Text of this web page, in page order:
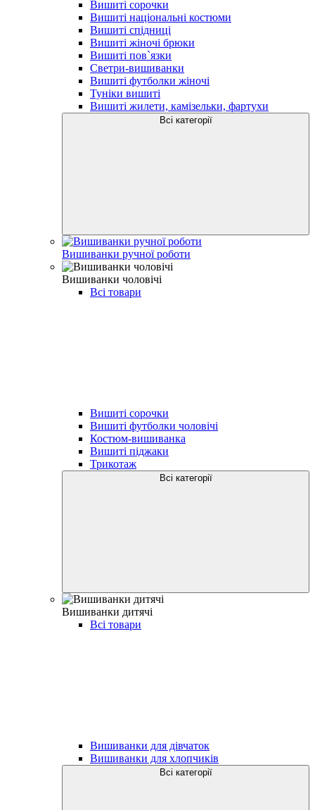
Вишиті сорочки
Вишиті національні костюми
Вишиті спідниці
Вишиті жіночі брюки
Вишиті пов`язки
Светри-вишиванки
Вишиті футболки жіночі
Туніки вишиті
Вишиті жилети, камізельки, фартухи
Всі категорії
Вишиванки ручної роботи
Вишиванки чоловічі
Всі товари
Вишиті сорочки
Вишиті футболки чоловічі
Костюм-вишиванка
Вишиті піджаки
Трикотаж
Всі категорії
Вишиванки дитячі
Всі товари
Вишиванки для дівчаток
Вишиванки для хлопчиків
Всі категорії